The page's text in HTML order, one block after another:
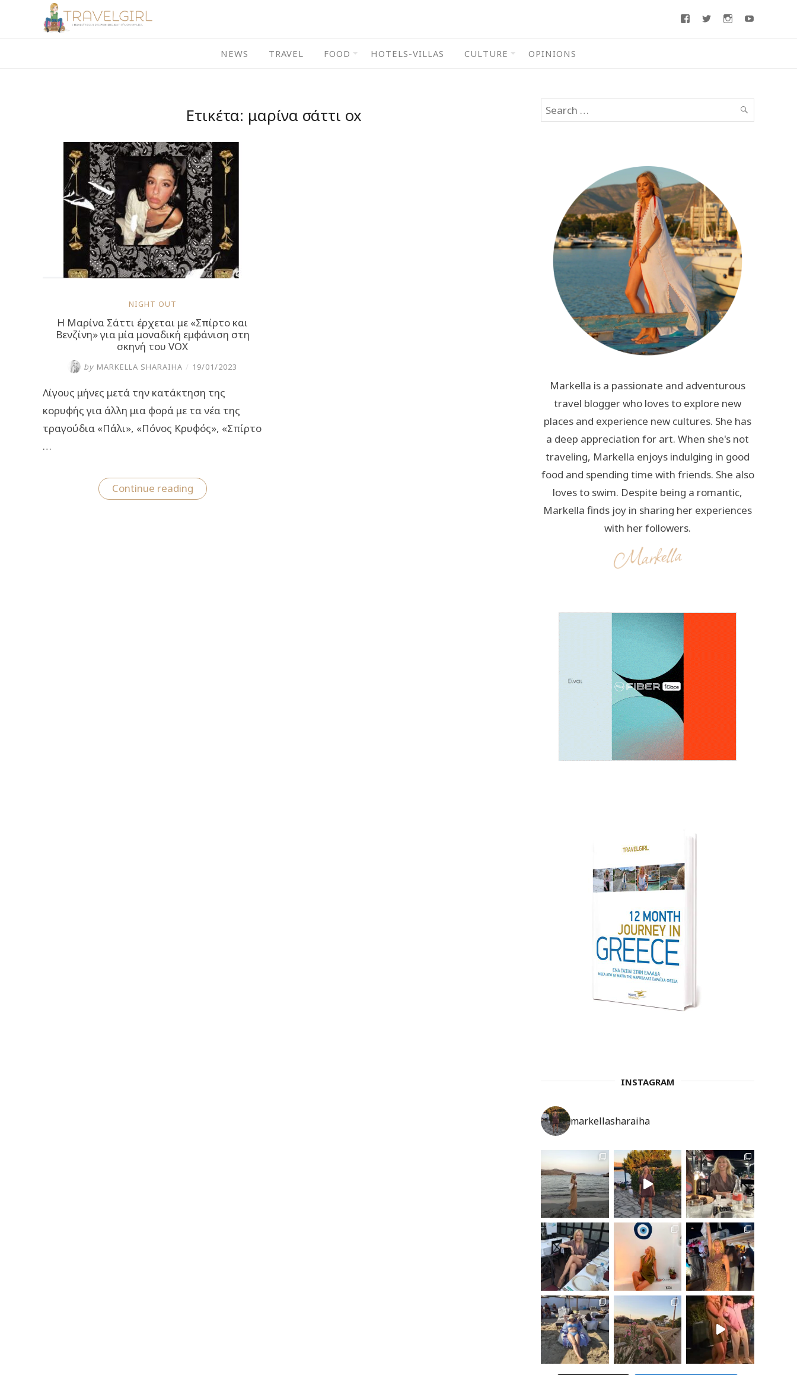
FacebookTwitterInstagram
NEWS TRAVEL FOOD HOTELS-VILLAS CULTURE OPINIONS
Ετικέτα: μαρίνα σάττι ox
NIGHT OUT
H Μαρίνα Σάττι έρχεται με «Σπίρτο και
Βενζίνη» για μία μοναδική εμφάνιση στη
σκηνή του VOX
by MARKELLA SHARAIHA / 19/01/2023
Λίγους μήνες μετά την κατάκτηση της
κορυφής για άλλη μια φορά με τα νέα της
τραγούδια «Πάλι», «Πόνος Κρυφός», «Σπίρτο
…
Continue reading“H
Μαρίνα
Search
for:
SEARCH
Markella is a passionate and adventurous
travel blogger who loves to explore new
places and experience new cultures. She has
a deep appreciation for art. When she's not
traveling, Markella enjoys indulging in good
food and spending time with friends. She also
loves to swim. Despite being a romantic,
Markella finds joy in sharing her experiences
with her followers.
INSTAGRAM
markellasharaiha